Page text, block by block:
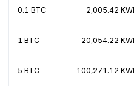
0.1 BTC 2,005.42
1 BTC 20,054.22
5 BTC 100,271.12